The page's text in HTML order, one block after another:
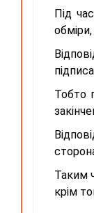
Під
Тобто
Таким
крім